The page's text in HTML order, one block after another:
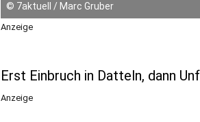
© 7aktuell / Marc Gruber
Anzeige
Erst Einbruch in Datteln, dann
Anzeige